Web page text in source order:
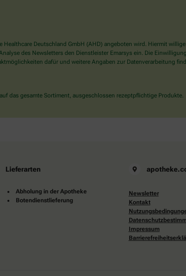
Deutschland GmbH (AHD) angeboten wird. Hiermit
des Newsletters den Dienstleister Emarsys ein. Die
dafür und weitere Angaben zur Datenverarbeitung
das gesamte Sortiment, ausgeschlossen rezeptpflichtige Produkte.
Lieferarten
Abholung in der Apotheke
Botendienstlieferung
Newsletter
Kontakt
Impressum